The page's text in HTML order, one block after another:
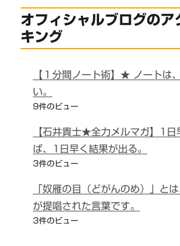
オフィシャルブログのア
キング
【１分間ノート術】★ ノートは
い。
9件のビュー
【石井貴士★全力メルマガ】1日
ば、1日早く結果が出る。
3件のビュー
「奴雁の目（どがんのめ）」と
が提唱された言葉です。
3件のビュー